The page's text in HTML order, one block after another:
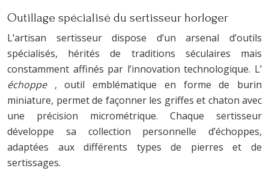
Outillage spécialisé du sertisseur horloger
L’artisan sertisseur dispose d’un arsenal d’outils
spécialisés, hérités de traditions séculaires mais
constamment affinés par l’innovation technologique. L’
échoppe , outil emblématique en forme de burin
miniature, permet de façonner les griffes et chaton avec
une précision micrométrique. Chaque sertisseur
développe sa collection personnelle d’échoppes,
adaptées aux différents types de pierres et de
sertissages.